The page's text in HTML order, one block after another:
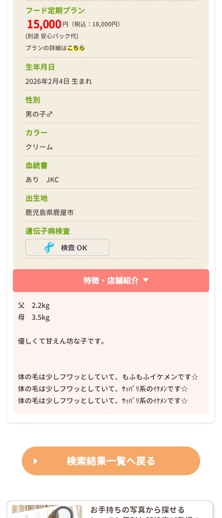
❮ ❯
フード定期プラン
15,000 円（税込：18,000円）
(別途 安心パック代)
プランの詳細はこちら
生年月日
2026年2月4日 生まれ
性別
男の子♂
カラー
クリーム
血統書
あり JKC
出生地
鹿児島県鹿屋市
遺伝子病検査
特徴・店舗紹介
父 2.2kg
母 3.5kg
優しくて甘えん坊な子です。
体の毛は少しフワッとしていて、もふもふイケメンです☆
体の毛は少しフワッとしていて、ｻｯﾊﾟﾘ系のｲｹﾒﾝです☆
体の毛は少しフワッとしていて、ｻｯﾊﾟﾘ系のｲｹﾒﾝです☆
検索結果一覧へ戻る